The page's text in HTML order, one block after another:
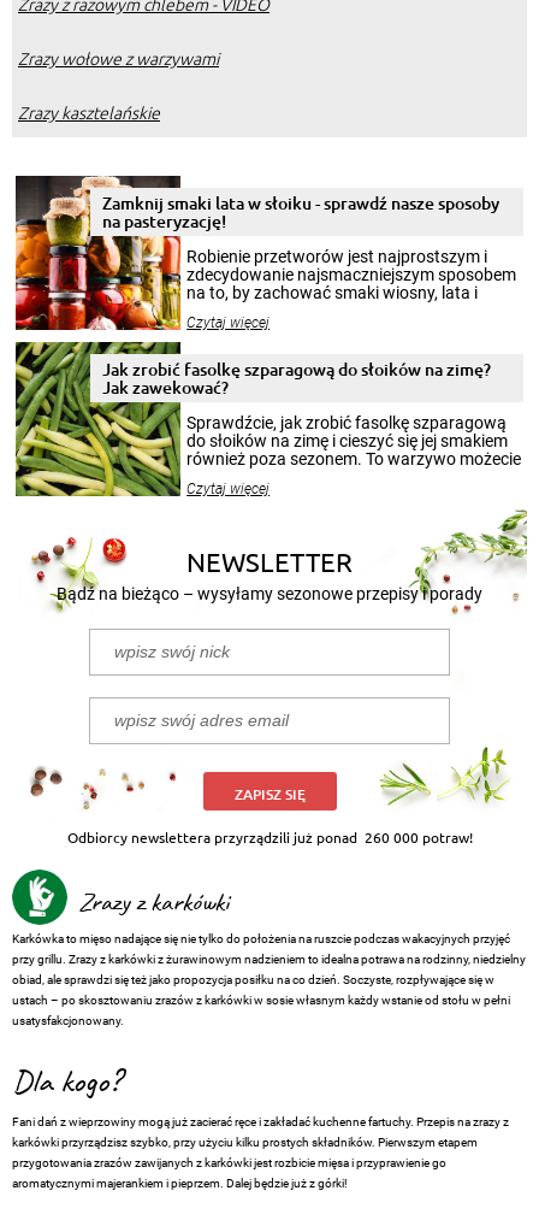
Zrazy wołowe z warzywami
Zrazy kasztelańskie
Zamknij smaki lata w słoiku - sprawdź nasze sposoby
na pasteryzację!
Robienie przetworów jest najprostszym i
zdecydowanie najsmaczniejszym sposobem
na to, by zachować smaki wiosny, lata i
krajobrazów, by cieszyć nimi oko w sezonie
pełni poczuć atmosferę cieplejszych
miesięcy. Przygotowanie słoików ze
patenty, które pozwolą zachować świeżość
przetworów.
Czytaj więcej
Jak zrobić fasolkę szparagową do słoików na zimę?
Jak zawekować?
Sprawdźcie, jak zrobić fasolkę szparagową
do słoików na zimę i cieszyć się jej smakiem
również poza sezonem. To warzywo możecie
nasze propozycje!
Czytaj więcej
NEWSLETTER
Bądź na bieżąco – wysyłamy sezonowe przepisy i porady
ZAPISZ SIĘ
Odbiorcy newslettera przyrządzili już ponad 260 000 potraw!
Zrazy z karkówki
Karkówka to mięso nadające się nie tylko do położenia na ruszcie podczas wakacyjnych przyjęć
przy grillu. Zrazy z karkówki z żurawinowym nadzieniem to idealna potrawa na rodzinny, niedzielny
obiad, ale sprawdzi się też jako propozycja posiłku na co dzień. Soczyste, rozpływające się w
ustach – po skosztowaniu zrazów z karkówki w sosie własnym każdy wstanie od stołu w pełni
usatysfakcjonowany.
Dla kogo?
Fani dań z wieprzowiny mogą już zacierać ręce i zakładać kuchenne fartuchy. Przepis na zrazy z
karkówki przyrządzisz szybko, przy użyciu kilku prostych składników. Pierwszym etapem
przygotowania zrazów zawijanych z karkówki jest rozbicie mięsa i przyprawienie go
aromatycznymi majerankiem i pieprzem. Dalej będzie już z górki!